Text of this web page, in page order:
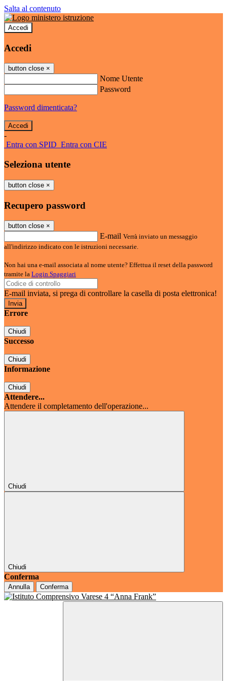
Salta al contenuto
Accedi
Accedi
button close ×
Nome Utente
Password
Password dimenticata?
-
Entra con SPID Entra con CIE
Seleziona utente
button close ×
Recupero password
button close ×
E-mail Verrà inviato un messaggio
all'indirizzo indicato con le istruzioni necessarie.
Non hai una e-mail associata al nome utente? Effettua il reset della password
tramite la Login Spaggiari
E-mail inviata, si prega di controllare la casella di posta elettronica!
Errore
Chiudi
Successo
Chiudi
Informazione
Chiudi
Attendere...
Attendere il completamento dell'operazione...
Chiudi
Chiudi
Conferma
Annulla Conferma